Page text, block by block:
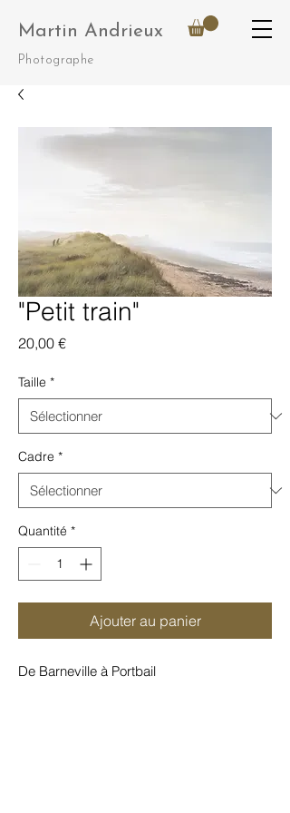
Martin Andrieux
Photographe
"Petit train"
20,00 €Prix
Taille *
Cadre *
Quantité *
Ajouter au panier
De Barneville à Portbail